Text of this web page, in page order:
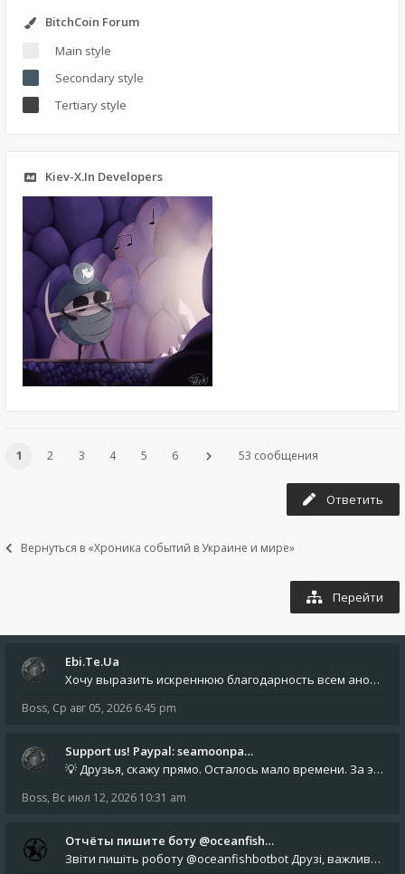
BitchCoin Forum
Main style
Secondary style
Tertiary style
Kiev-X.In Developers
1 2 3 4 5 6 53 сообщения
Ответить
Вернуться в «Хроника событий в Украине и мире»
Перейти
Ebi.Te.Ua
Хочу выразить искреннюю благодарность всем анонимным пользователям, которые поддержали наше сообщество финансово. Благод
Boss, Ср авг 05, 2026 6:45 pm
Support us! Paypal: seamoonpa…
💡 Друзья, скажу прямо. Осталось мало времени. За это время нам нужно закрыть последние обязательные расходы: около 500
Boss, Вс июл 12, 2026 10:31 am
Отчёты пишите боту @oceanfish…
Звіти пишіть роботу @oceanfishbotbot Друзі, важливе повідомлення для учасників форума. Основне звернення опублікован